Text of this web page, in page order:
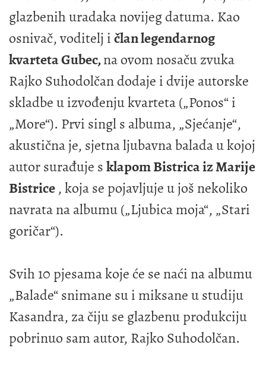
glazbenih uradaka novijeg datuma. Kao
osnivač, voditelj ičlan legendarnog
kvarteta Gubec,na ovom nosaču zvuka
Rajko Suhodolčan dodaje i dvije autorske
skladbe u izvođenju kvarteta („Ponos“ i
„More“). Prvi singl s albuma, „Sjećanje“,
akustična je, sjetna ljubavna balada u kojoj
autor surađuje sklapom Bistrica iz Marije
Bistrice, koja se pojavljuje u još nekoliko
navrata na albumu („Ljubica moja“, „Stari
goričar“).
Svih 10 pjesama koje će se naći na albumu
„Balade“ snimane su i miksane u studiju
Kasandra, za čiju se glazbenu produkciju
pobrinuo sam autor, Rajko Suhodolčan.